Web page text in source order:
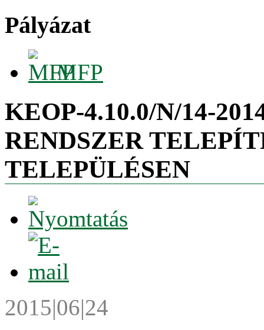
Pályázat
MFP
KEOP-4.10.0/N/14-
RENDSZER
TELEPÜLÉSEN
2015|06|24